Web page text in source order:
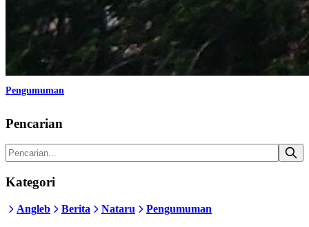
Pengumuman
Pencarian
Kategori
Angleb Berita Nataru Pengumuman